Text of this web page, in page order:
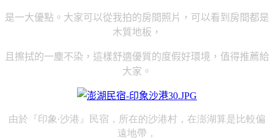
是一大優點。大家可以從我拍的房間照片，可以看到房間都是
木質地板，
且擦拭的一塵不染，這樣舒適優質的度假好環境，值得推薦給
大家。
由於『印象‧沙港』民宿，所在的沙港村，在澎湖算是比較偏
遠地帶，